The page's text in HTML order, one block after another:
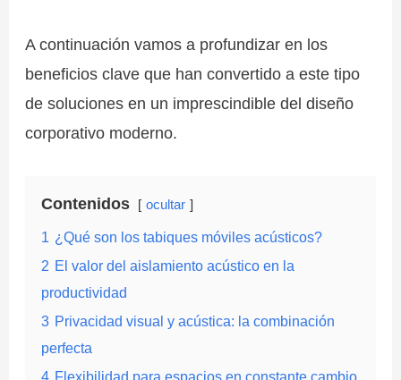
A continuación vamos a profundizar en los
beneficios clave que han convertido a este tipo
de soluciones en un imprescindible del diseño
corporativo moderno.
Contenidos ocultar
1 ¿Qué son los tabiques móviles acústicos?
2 El valor del aislamiento acústico en la
productividad
3 Privacidad visual y acústica: la combinación
perfecta